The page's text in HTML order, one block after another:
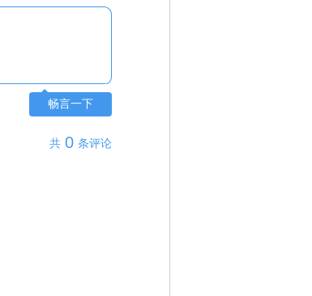
畅言一下
共 0 条评论